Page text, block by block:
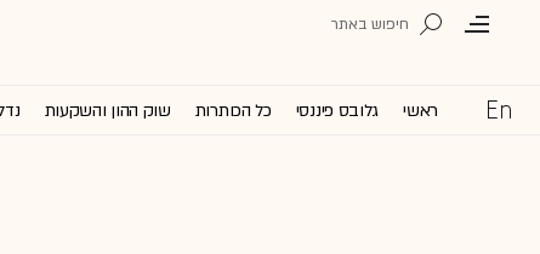
ראשי גלובס פיננסי כל הכותרות שוק ההון והשקעות